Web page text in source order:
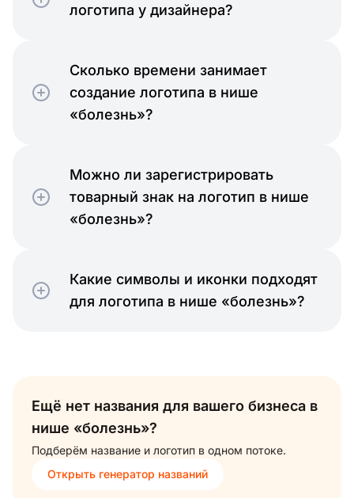
логотипа у дизайнера?
Сколько времени занимает
создание логотипа в нише
«болезнь»?
Можно ли зарегистрировать
товарный знак на логотип в нише
«болезнь»?
Какие символы и иконки подходят
для логотипа в нише «болезнь»?
Ещё нет названия для вашего бизнеса в
нише «болезнь»?
Подберём название и логотип в одном потоке.
Открыть генератор названий